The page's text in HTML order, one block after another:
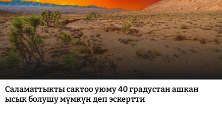
Саламаттыкты сактоо уюму 40 градустан ашкан
ысык болушу мүмкүн деп эскертти